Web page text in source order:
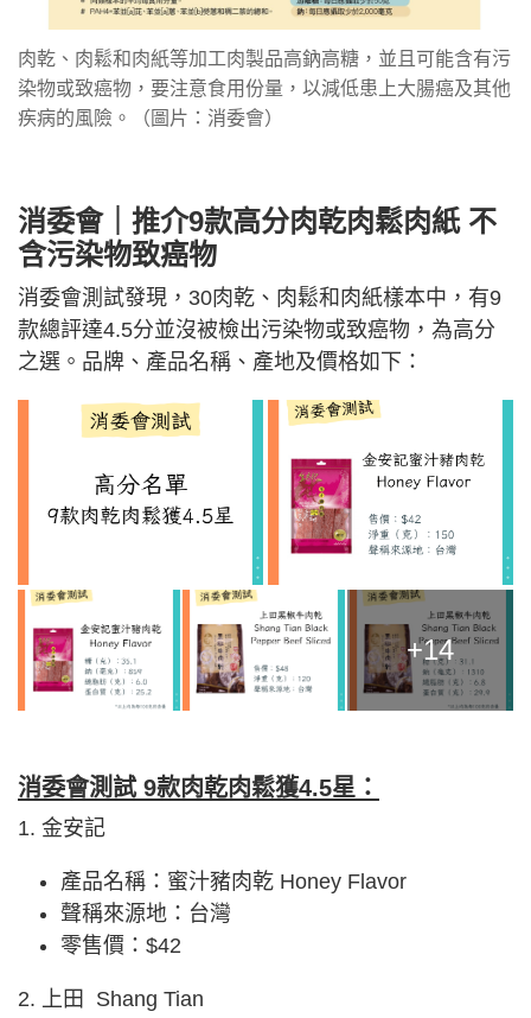
肉乾、肉鬆和肉紙等加工肉製品高鈉高糖，並且可能含有污
染物或致癌物，要注意食用份量，以減低患上大腸癌及其他
疾病的風險。（圖片：消委會）
消委會｜推介9款高分肉乾肉鬆肉紙 不
含污染物致癌物
消委會測試發現，30肉乾、肉鬆和肉紙樣本中，有9
款總評達4.5分並沒被檢出污染物或致癌物，為高分
之選。品牌、產品名稱、產地及價格如下：
+14
消委會測試 9款肉乾肉鬆獲4.5星：
1. 金安記
產品名稱：蜜汁豬肉乾 Honey Flavor
聲稱來源地：台灣
零售價：$42
2. 上田 Shang Tian